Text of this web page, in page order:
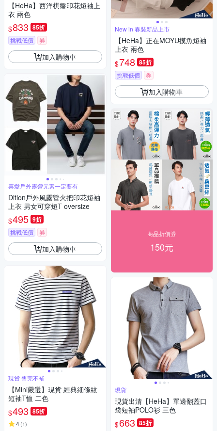
【HeHa】西洋棋盤印花短袖上
衣 兩色
$833 85折
挑戰低價 券
加入購物車
喜愛戶外露營元素一定要有
Dition戶外風露營火把印花短袖
上衣 男女可穿短T oversize
$495 9折
挑戰低價 券
加入購物車
現貨 售完不補
【Mini嚴選】現貨 經典細條紋
短袖T恤 二色
$493 85折
4(1)
New in 春裝新品上市
【HeHa】正在MOYU摸魚短袖
上衣 兩色
$748 85折
挑戰低價 券
加入購物車
商品折價券
150元
現貨
現貨出清【HeHa】單邊翻蓋口
袋短袖POLO衫 三色
$663 85折